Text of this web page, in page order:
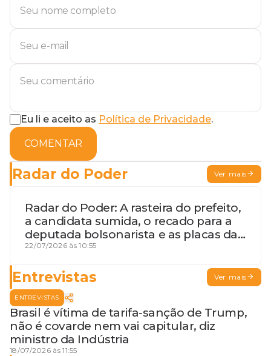
Eu li e aceito as Política de Privacidade.
COMENTAR
Radar do Poder Ver mais
Radar do Poder: A rasteira do prefeito,
a candidata sumida, o recado para a
deputada bolsonarista e as placas da
discórdia
22/07/2026 às 10:55
Entrevistas Ver mais
ENTREVISTAS
Brasil é vítima de tarifa-sanção de Trump,
não é covarde nem vai capitular, diz
ministro da Indústria
18/07/2026 às 11:55